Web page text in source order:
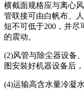
横截面规格应与离心
管联接可由白帆布、
短不可低于200，并尽
的震动。
(2)风管与除尘器设备
图安裝好机器设备后
(4)运输高含水量冷凝